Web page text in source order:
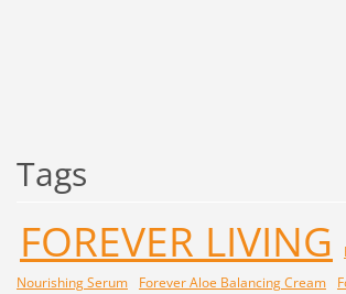
Tags
FOREVER LIVING
Nourishing Serum
Forever Aloe Balancing Cream